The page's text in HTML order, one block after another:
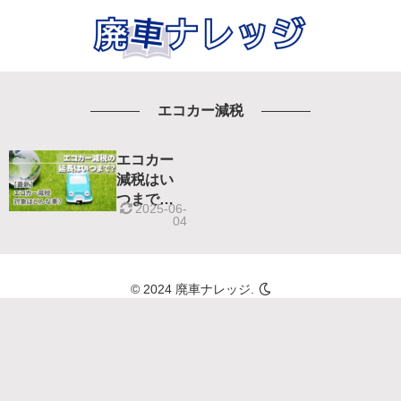
エコカー減税
エコカー
減税はい
つまで延
長になっ
2025-06-
04
© 2024 廃車ナレッジ.